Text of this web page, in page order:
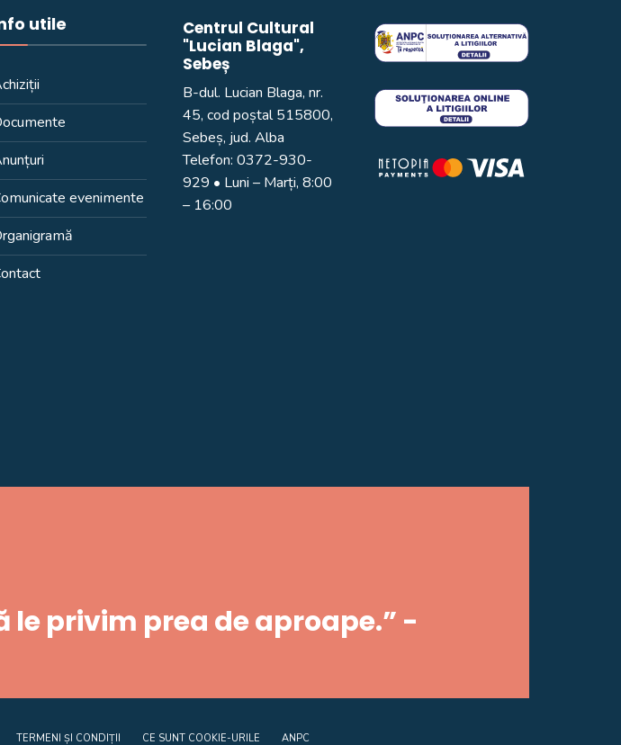
utile
evenimente
Centrul Cultural
"Lucian Blaga",
Sebeș
B-dul. Lucian Blaga, nr.
45, cod poștal 515800,
Sebeș, jud. Alba
Telefon:0372-930-
929 • Luni – Marți, 8:00
– 16:00
privim prea de aproape.” -
TERMENI ȘI CONDIȚII CE SUNT COOKIE-URILE ANPC